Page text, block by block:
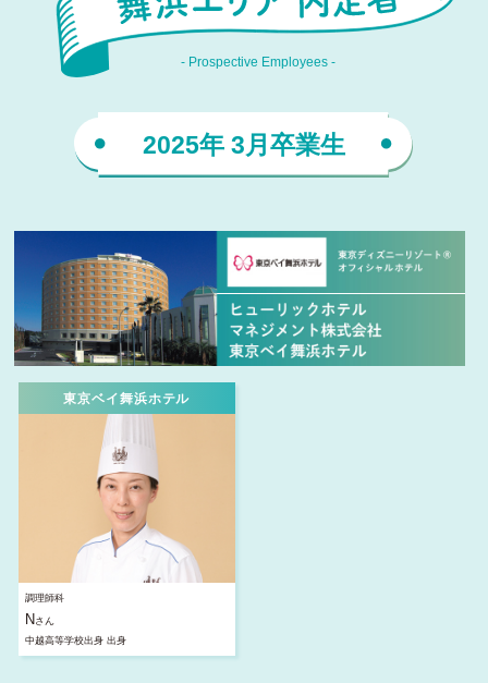
- Prospective Employees -
2025年 3月卒業生
東京ベイ舞浜ホテル
調理師科
N さん
中越高等学校出身 出身